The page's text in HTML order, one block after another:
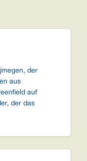
der
aus
auf
der das